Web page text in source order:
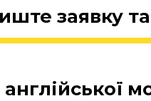
заявку
англійської